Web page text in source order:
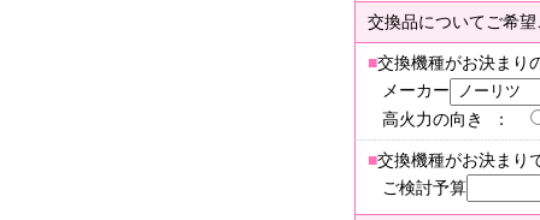
交換品についてご希
■交換機種がお決まり
メーカー
高火力の向き ：
■交換機種がお決まり
ご検討予算